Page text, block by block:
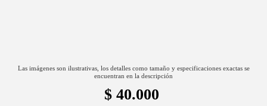
Las imágenes son ilustrativas, los detalles como tamaño y especificaciones exactas se
encuentran en la descripción
$ 40.000